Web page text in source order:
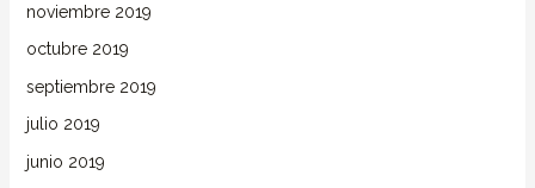
noviembre 2019
octubre 2019
septiembre 2019
julio 2019
junio 2019